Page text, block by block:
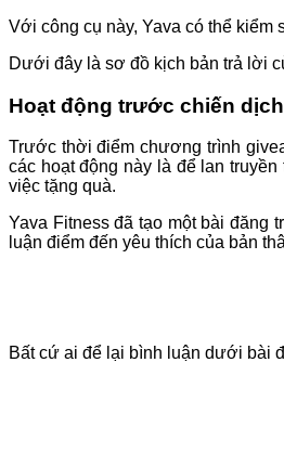
Với công cụ này, Yava có thể
Dưới đây là sơ đồ kịch bản trả lời
Hoạt động trước chiến dịch
Trước thời điểm chương trình
các hoạt động này là để lan
việc tặng quà.
Yava Fitness đã tạo một bài đăng
luận điểm đến yêu thích của bản
Bất cứ ai để lại bình luận dưới bài